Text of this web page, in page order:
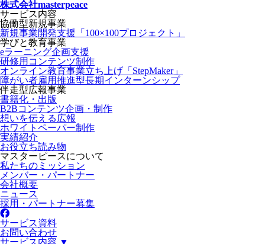
株式会社masterpeace
サービス内容
協働型新規事業
新規事業開発支援「100×100プロジェクト」
学びと教育事業
eラーニング企画支援
研修用コンテンツ制作
オンライン教育事業立ち上げ「StepMaker」
障がい者雇用推進型長期インターンシップ
伴走型広報事業
書籍化・出版
B2Bコンテンツ企画・制作
想いを伝える広報
ホワイトペーパー制作
実績紹介
お役立ち読み物
マスターピースについて
私たちのミッション
メンバー・パートナー
会社概要
ニュース
採用・パートナー募集
サービス資料
お問い合わせ
サービス内容 ▼